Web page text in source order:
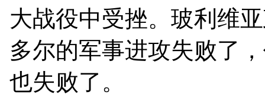
大战役中受挫。玻利维
多尔的军事进攻失败了
也失败了。